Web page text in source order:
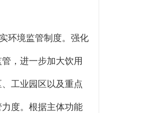
环境监管制度。强化
管，进一步加大饮用
工业园区以及重点
度。根据主体功能